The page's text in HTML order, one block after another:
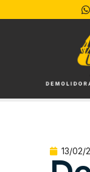
13/02/